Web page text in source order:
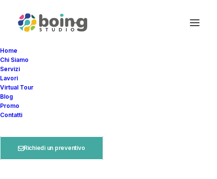
Home
Chi Siamo
Servizi
Lavori
Virtual Tour
Blog
Promo
Contatti
Richiedi un preventivo
livio